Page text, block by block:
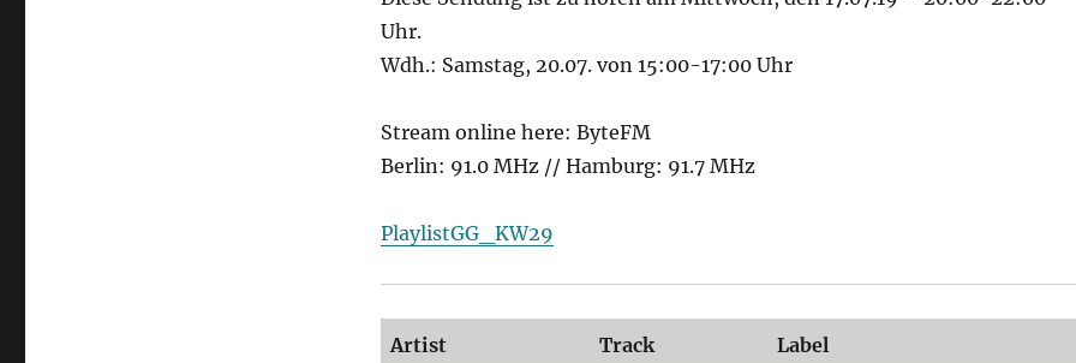
Uhr.
Wdh.: Samstag, 20.07. von 15:00-17:00 Uhr
Stream online here: ByteFM
Berlin: 91.0 MHz // Hamburg: 91.7 MHz
PlaylistGG_KW29
Artist Track Label